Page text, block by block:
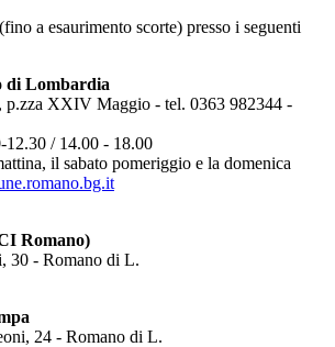
a esaurimento scorte) presso i seguenti
di Lombardia
p.zza XXIV Maggio - tel. 0363 982344 -
12.30 / 14.00 - 18.00
il sabato pomeriggio e la domenica
Romano)
30 - Romano di L.
24 - Romano di L.